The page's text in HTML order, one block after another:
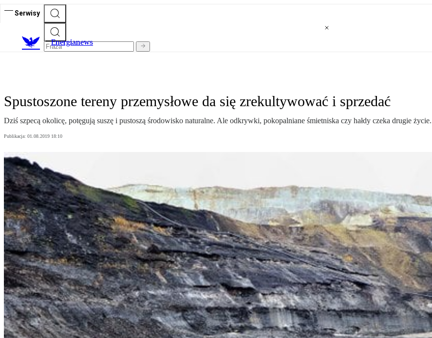
Serwisy
Energianews
Spustoszone tereny przemysłowe da się zrekultywować i sprzedać
Dziś szpecą okolicę, potęgują suszę i pustoszą środowisko naturalne. Ale odkrywki, pokopalniane śmietniska czy hałdy czeka drugie życie.
Publikacja: 01.08.2019 18:10